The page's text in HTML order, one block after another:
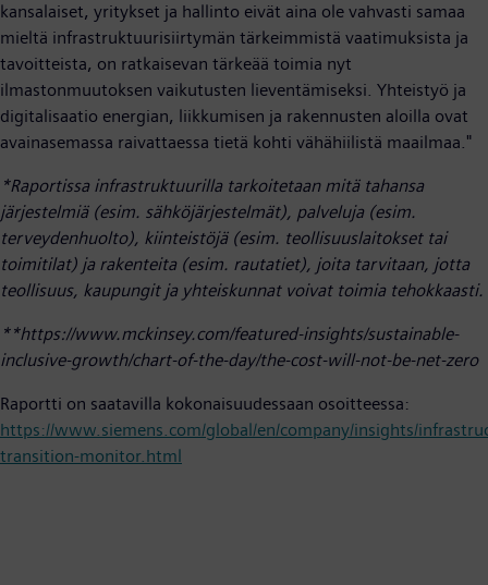
kansalaiset, yritykset ja hallinto eivät aina ole vahvasti samaa
mieltä infrastruktuurisiirtymän tärkeimmistä vaatimuksista ja
tavoitteista, on ratkaisevan tärkeää toimia nyt
ilmastonmuutoksen vaikutusten lieventämiseksi. Yhteistyö ja
digitalisaatio energian, liikkumisen ja rakennusten aloilla ovat
avainasemassa raivattaessa tietä kohti vähähiilistä maailmaa."
*Raportissa infrastruktuurilla tarkoitetaan mitä tahansa
järjestelmiä (esim. sähköjärjestelmät), palveluja (esim.
terveydenhuolto), kiinteistöjä (esim. teollisuuslaitokset tai
toimitilat) ja rakenteita (esim. rautatiet), joita tarvitaan, jotta
teollisuus, kaupungit ja yhteiskunnat voivat toimia tehokkaasti.
**https://www.mckinsey.com/featured-insights/sustainable-
inclusive-growth/chart-of-the-day/the-cost-will-not-be-net-zero
Raportti on saatavilla kokonaisuudessaan osoitteessa:
https://www.siemens.com/global/en/company/insights/
transition-monitor.html